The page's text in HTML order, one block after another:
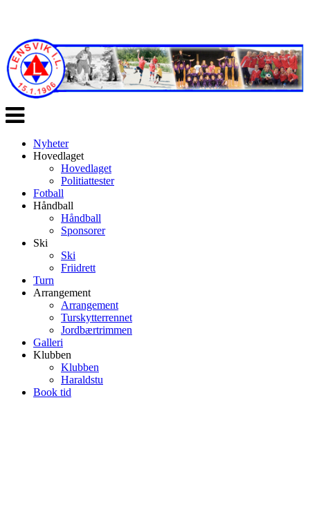
Veksle
navigasjon
Nyheter
Hovedlaget
Hovedlaget
Politiattester
Fotball
Håndball
Håndball
Sponsorer
Ski
Ski
Friidrett
Turn
Arrangement
Arrangement
Turskytterrennet
Jordbærtrimmen
Galleri
Klubben
Klubben
Haraldstu
Book tid